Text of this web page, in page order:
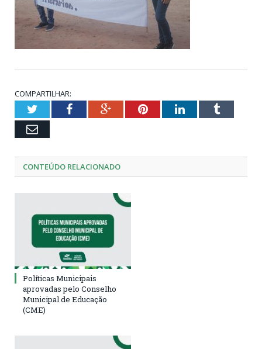
COMPARTILHAR:
TwitterFacebookGoogle+PinterestLinkedInTumblr
Email
CONTEÚDO RELACIONADO
Políticas Municipais
aprovadas pelo Conselho
Municipal de Educação
(CME)